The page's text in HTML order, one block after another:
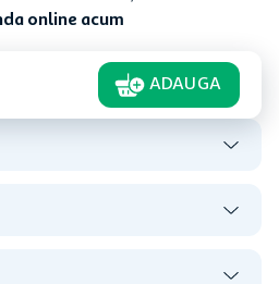
online acum
ADAUGA